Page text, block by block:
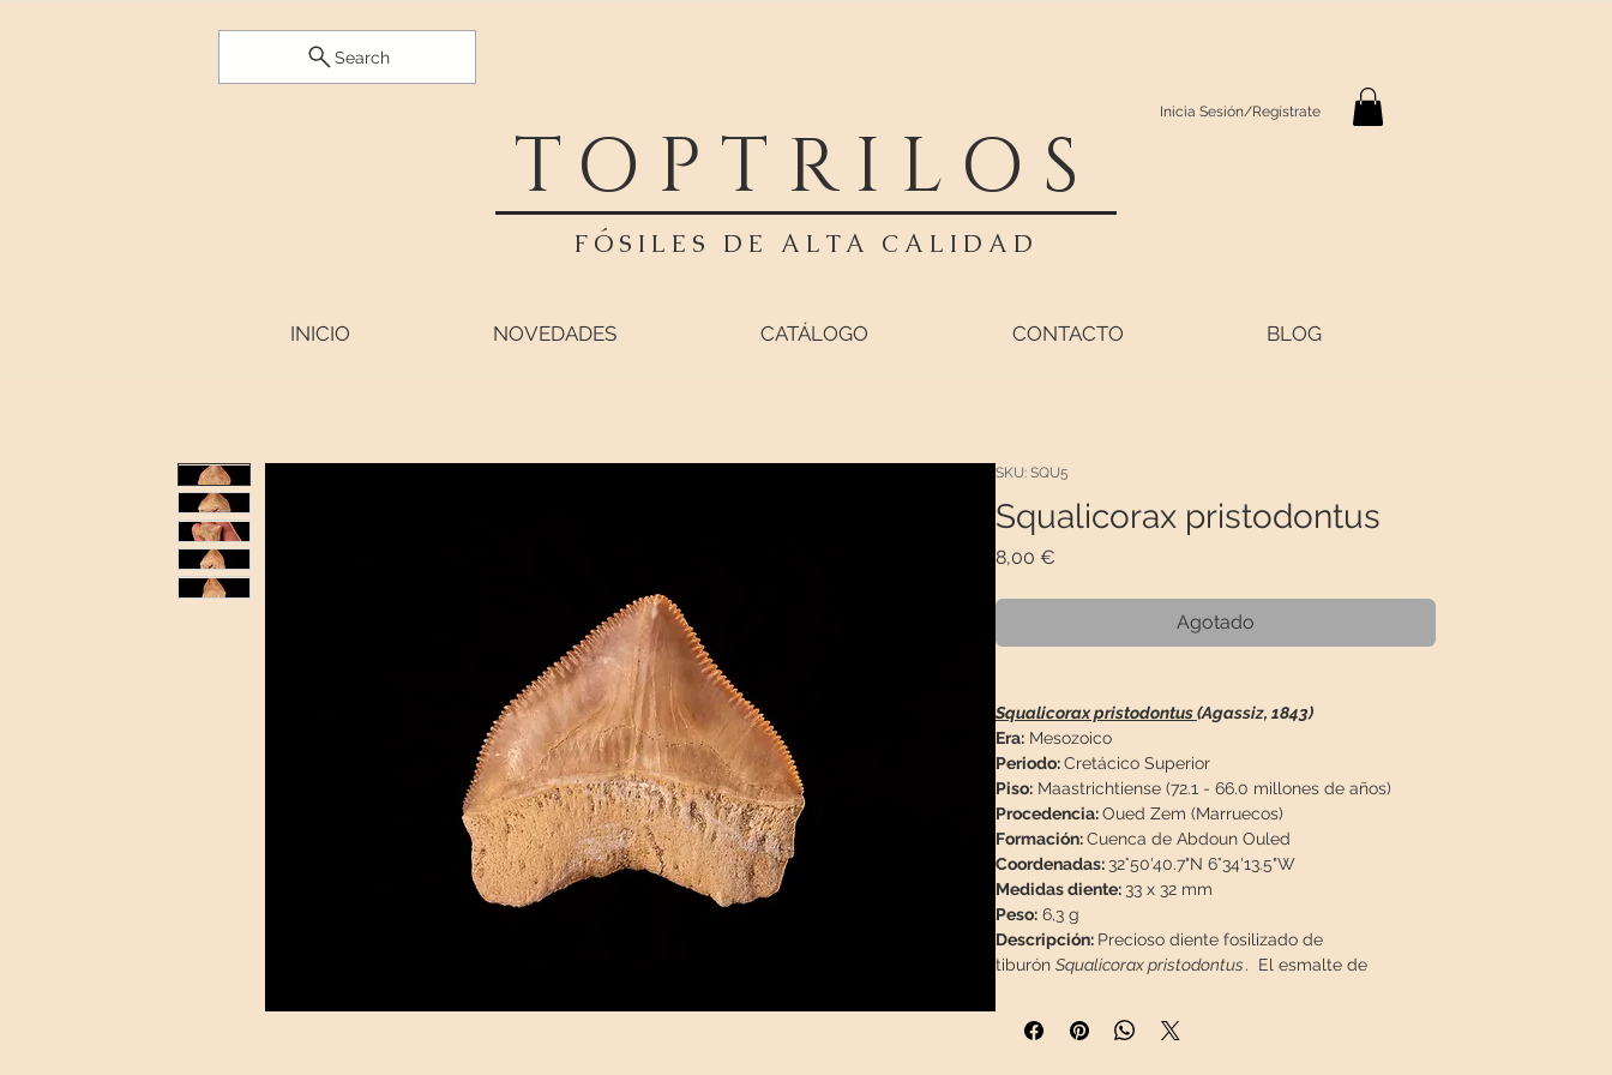
Search
TOPTRILOS
FÓSILES DE ALTA CALIDAD
Inicia Sesión/Regístrate
INICIO NOVEDADES CATÁLOGO CONTACTO BLOG
SKU: SQU5
Squalicorax pristodontus
8,00 €Precio
Agotado
Squalicorax pristodontus(Agassiz, 1843)
Era:Mesozoico
Periodo:Cretácico Superior
Piso:Maastrichtiense (72.1 - 66.0 millones de años)
Procedencia:Oued Zem (Marruecos)
Formación:Cuenca de Abdoun Ouled
Coordenadas: 32°50'40.7"N 6°34'13.5"W
Medidas diente: 33 x 32 mm
Peso:6,3 g
Descripción: Precioso diente fosilizado de
tiburón Squalicorax pristodontus. El esmalte de
pintura.